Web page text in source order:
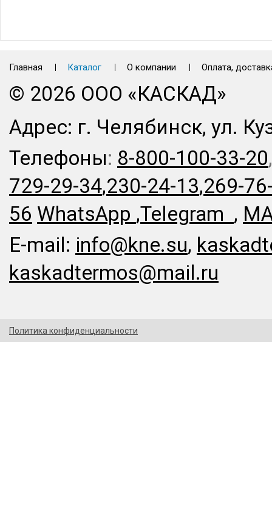
Главная Каталог О компании Оплата,
© 2026 ООО «КАСКАД»
Адрес: г. Челябинск, ул.
Телефоны: 8-800-100-33-20
729-29-34,230-24-13,269-
56 WhatsApp ,Telegram ,
E-mail: info@kne.su,
kaskadtermos@mail.ru
Политика конфиденциальности